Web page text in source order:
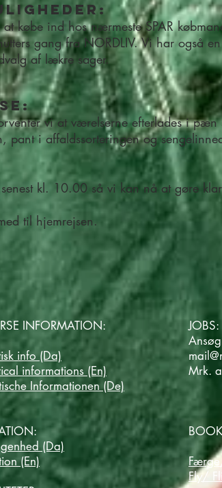
købe ind hos nærmeste SPAR
gang fra NORDLIV. Vi har også
af lækre sager.
vi at værelserne efterlades i pæn
pant i affaldssorteringen og
kl. 10.00 så vi kan nå at gøre
til hjemrejsen.
INFORMATION:
info (Da)
informations (En)
Informationen (De)
(Da)
(En)
JOBS:
Mrk.
Fly/